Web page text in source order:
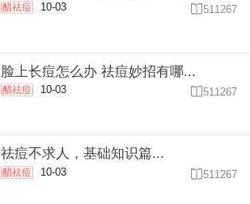
醋祛痘 10-03 511267
脸上长痘怎么办 祛痘妙招有哪...
醋祛痘 10-03 511267
祛痘不求人，基础知识篇...
醋祛痘 10-03 511267